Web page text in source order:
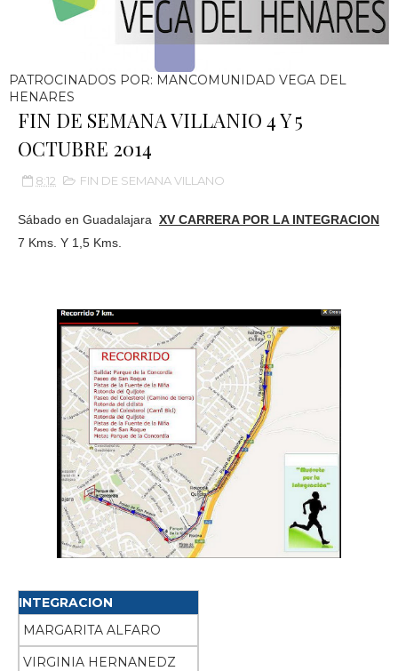
PATROCINADOS POR: MANCOMUNIDAD VEGA DEL
HENARES
FIN DE SEMANA VILLANIO 4 Y 5
OCTUBRE 2014
8:12 FIN DE SEMANA VILLANO
Sábado en Guadalajara XV CARRERA POR LA INTEGRACION
7 Kms. Y 1,5 Kms.
INTEGRACION
MARGARITA ALFARO
VIRGINIA HERNANEDZ